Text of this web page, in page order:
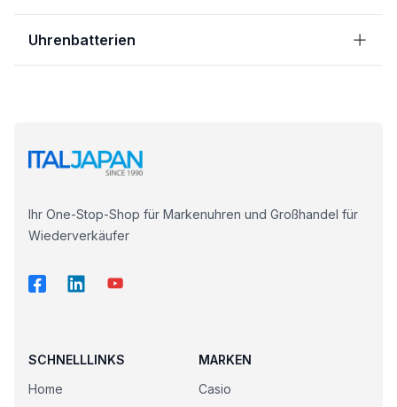
Uhrenbatterien
Ihr One-Stop-Shop für Markenuhren und Großhandel für
Wiederverkäufer
SCHNELLLINKS
Home
MARKEN
Casio